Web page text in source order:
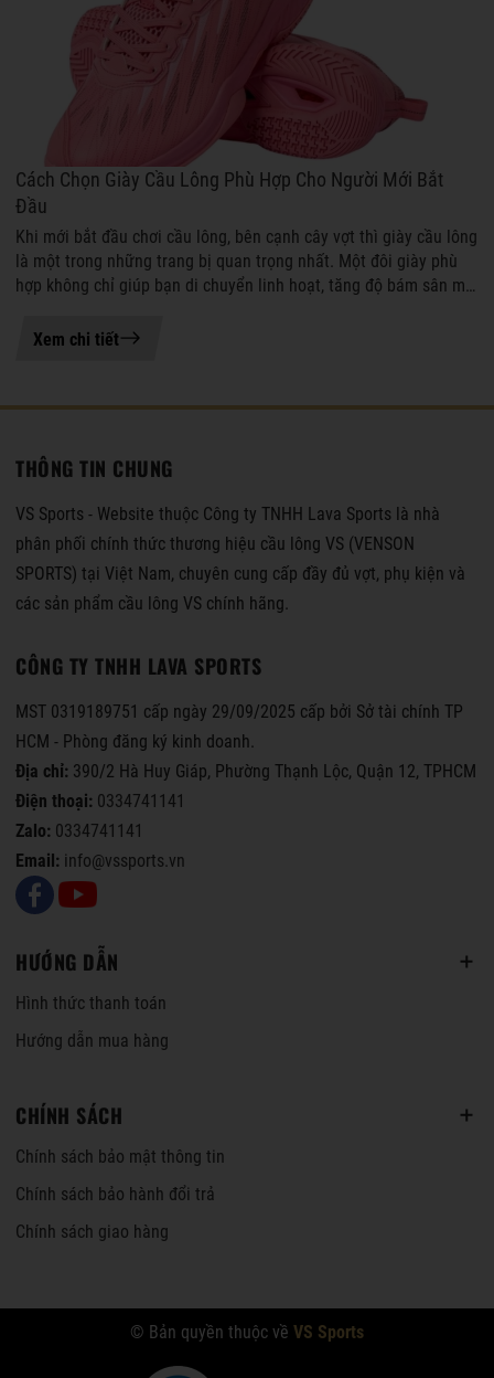
21-07-2026 08:55
Cách Chọn Giày Cầu Lông Phù Hợp Cho Người Mới Bắt
Đầu
Khi mới bắt đầu chơi cầu lông, bên cạnh cây vợt thì giày cầu lông
là một trong những trang bị quan trọng nhất. Một đôi giày phù
hợp không chỉ giúp bạn di chuyển linh hoạt, tăng độ bám sân mà
Xem chi tiết
THÔNG TIN CHUNG
VS Sports - Website thuộc Công ty TNHH Lava Sports là nhà
phân phối chính thức thương hiệu cầu lông VS (VENSON
SPORTS) tại Việt Nam, chuyên cung cấp đầy đủ vợt, phụ kiện và
các sản phẩm cầu lông VS chính hãng.
CÔNG TY TNHH LAVA SPORTS
MST 0319189751 cấp ngày 29/09/2025 cấp bởi Sở tài chính TP
HCM - Phòng đăng ký kinh doanh.
Địa chỉ: 390/2 Hà Huy Giáp, Phường Thạnh Lộc, Quận 12, TPHCM
Điện thoại: 0334741141
Zalo: 0334741141
Email: info@vssports.vn
HƯỚNG DẪN
Hình thức thanh toán
Hướng dẫn mua hàng
CHÍNH SÁCH
Chính sách bảo mật thông tin
Chính sách bảo hành đổi trả
Chính sách giao hàng
© Bản quyền thuộc về VS Sports